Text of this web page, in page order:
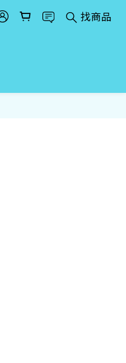
找商品